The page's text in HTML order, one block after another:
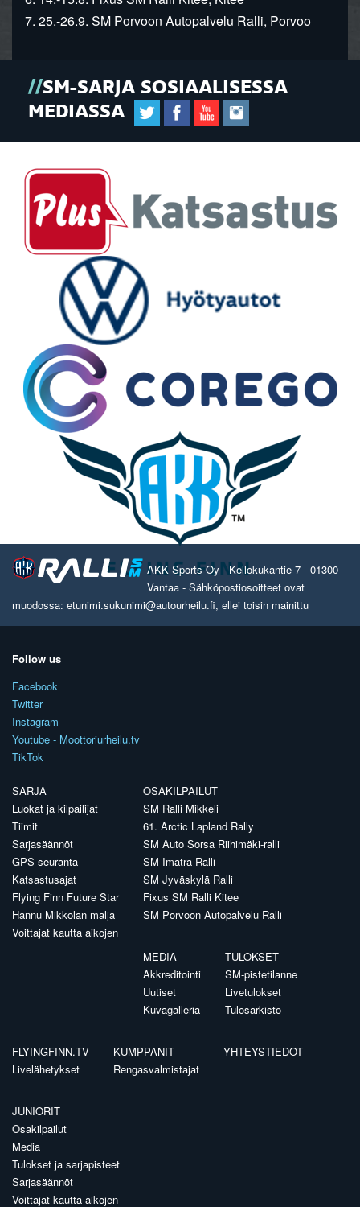
7. 25.-26.9. SM Porvoon Autopalvelu Ralli, Porvoo
SM-SARJA SOSIAALISESSA
MEDIASSA
AKK Sports Oy - Kellokukantie 7 - 01300
Vantaa - Sähköpostiosoitteet ovat
muodossa: etunimi.sukunimi@autourheilu.fi, ellei toisin mainittu
Follow us
Facebook
Twitter
Instagram
Youtube - Moottoriurheilu.tv
TikTok
SARJA
Luokat ja kilpailijat
Tiimit
Sarjasäännöt
GPS-seuranta
Katsastusajat
Flying Finn Future Star
Hannu Mikkolan malja
Voittajat kautta aikojen
OSAKILPAILUT
SM Ralli Mikkeli
61. Arctic Lapland Rally
SM Auto Sorsa Riihimäki-ralli
SM Imatra Ralli
SM Jyväskylä Ralli
Fixus SM Ralli Kitee
SM Porvoon Autopalvelu Ralli
MEDIA
Akkreditointi
Uutiset
Kuvagalleria
TULOKSET
SM-pistetilanne
Livetulokset
Tulosarkisto
FLYINGFINN.TV
Livelähetykset
KUMPPANIT
Rengasvalmistajat
YHTEYSTIEDOT
JUNIORIT
Osakilpailut
Media
Tulokset ja sarjapisteet
Sarjasäännöt
Voittajat kautta aikojen